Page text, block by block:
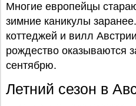
Многие европейцы
зимние каникулы
коттеджей и вилл
рождество оказываются
сентябрю.
Летний сезон в